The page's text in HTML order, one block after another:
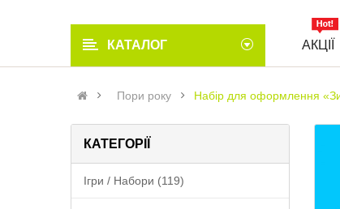
КАТАЛОГ АКЦІЇ
Пори року Набір для оформлення
КАТЕГОРІЇ
Ігри / Набори (119)